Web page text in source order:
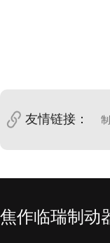
友情链接：
焦作临瑞制动